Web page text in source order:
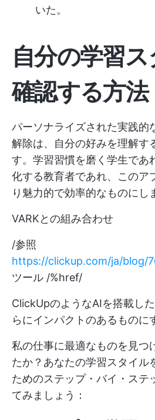
いた。
自分の学習
確認する方法
パーソナライズされた実践的
解除は、自分の好みを理解す
す。学習習慣を磨く学生であ
化する教育者であれ、このア
り魅力的で効率的なものにし
VARKとの組み合わせ
/参照
https://clickup.com/ja/blog/
ツール /%href/
ClickUpのようなAIを搭載し
らにインパクトのあるものに
私の仕事に最適なものを見つ
たか？あなたの学習スタイル
ためのステップ・バイ・ステ
てみましょう：